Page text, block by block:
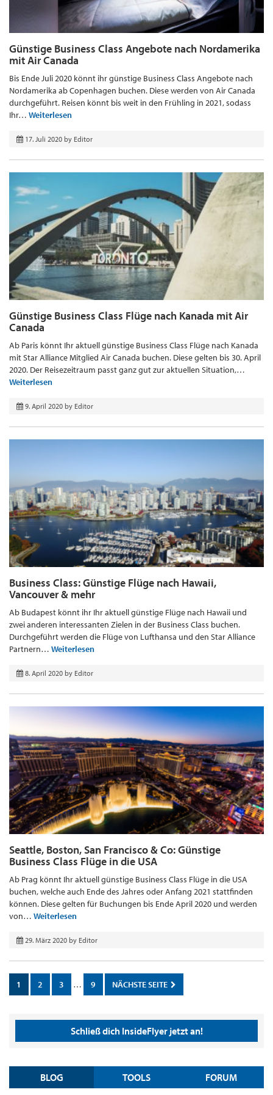
Günstige Business Class Angebote nach Nordamerika
mit Air Canada
Bis Ende Juli 2020 könnt ihr günstige Business Class Angebote nach
Nordamerika ab Copenhagen buchen. Diese werden von Air Canada
durchgeführt. Reisen könnt bis weit in den Frühling in 2021, sodass
Ihr… Weiterlesen
17. Juli 2020 by Editor
Günstige Business Class Flüge nach Kanada mit Air
Canada
Ab Paris könnt Ihr aktuell günstige Business Class Flüge nach Kanada
mit Star Alliance Mitglied Air Canada buchen. Diese gelten bis 30. April
2020. Der Reisezeitraum passt ganz gut zur aktuellen Situation,…
Weiterlesen
9. April 2020 by Editor
Business Class: Günstige Flüge nach Hawaii,
Vancouver & mehr
Ab Budapest könnt ihr Ihr aktuell günstige Flüge nach Hawaii und
zwei anderen interessanten Zielen in der Business Class buchen.
Durchgeführt werden die Flüge von Lufthansa und den Star Alliance
Partnern… Weiterlesen
8. April 2020 by Editor
Seattle, Boston, San Francisco & Co: Günstige
Business Class Flüge in die USA
Ab Prag könnt Ihr aktuell günstige Business Class Flüge in die USA
buchen, welche auch Ende des Jahres oder Anfang 2021 stattfinden
können. Diese gelten für Buchungen bis Ende April 2020 und werden
von… Weiterlesen
29. März 2020 by Editor
1 2 3 … 9 NÄCHSTE SEITE
Schließ dich InsideFlyer jetzt an!
BLOG TOOLS FORUM